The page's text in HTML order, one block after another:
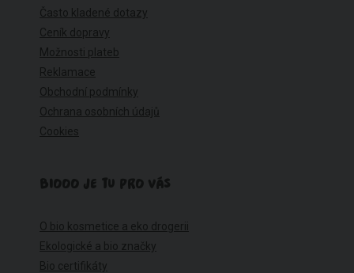
Často kladené dotazy
Ceník dopravy
Možnosti plateb
Reklamace
Obchodní podmínky
Ochrana osobních údajů
Cookies
BIOOO JE TU PRO VÁS
O bio kosmetice a eko drogerii
Ekologické a bio značky
Bio certifikáty